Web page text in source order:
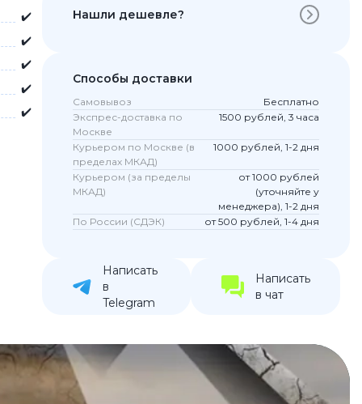
держатели
✔️
✔️
✔️
✔️
✔️
Нашли дешевле?
Способы доставки
Самовывоз
Бесплатно
Экспрес-доставка по
Москве
1500 рублей, 3 часа
Курьером по Москве (в
пределах МКАД)
1000 рублей, 1-2 дня
Курьером (за пределы
МКАД)
от 1000 рублей
(уточняйте у
менеджера), 1-2 дня
По России (СДЭК)
от 500 рублей, 1-4 дня
Написать
в
Telegram
Написать
в чат